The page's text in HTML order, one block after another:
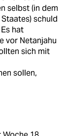
selbst (in dem
schuld
hat
vor Netanjahu
sich mit
sollen,